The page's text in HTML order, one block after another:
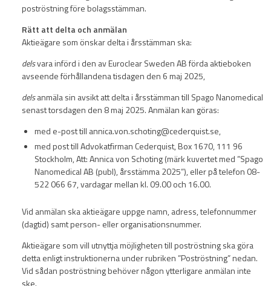
poströstning före bolagsstämman.
Rätt att delta och anmälan
Aktieägare som önskar delta i årsstämman ska:
delsvara införd i den av Euroclear Sweden AB förda aktieboken
avseende förhållandena tisdagen den 6 maj 2025,
delsanmäla sin avsikt att delta i årsstämman till Spago Nanomedical
senast torsdagen den 8 maj 2025. Anmälan kan göras:
med e-post till annica.von.schoting@cederquist.se,
med post till Advokatfirman Cederquist, Box 1670, 111 96
Stockholm, Att: Annica von Schoting (märk kuvertet med ”Spago
Nanomedical AB (publ), årsstämma 2025”), eller på telefon 08-
522 066 67, vardagar mellan kl. 09.00 och 16.00.
Vid anmälan ska aktieägare uppge namn, adress, telefonnummer
(dagtid) samt person- eller organisationsnummer.
Aktieägare som vill utnyttja möjligheten till poströstning ska göra
detta enligt instruktionerna under rubriken ”Poströstning” nedan.
Vid sådan poströstning behöver någon ytterligare anmälan inte
ske.